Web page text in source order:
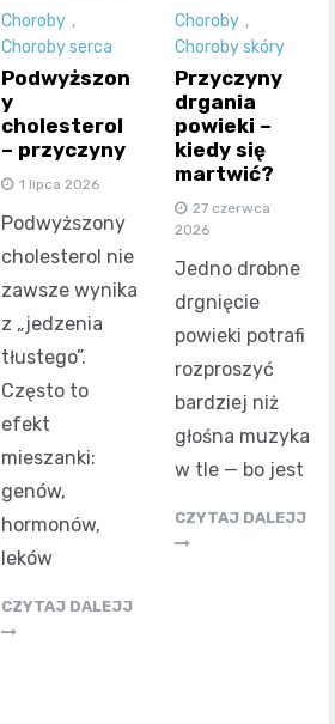
Choroby ,
Choroby serca
Podwyższon
y
cholesterol
– przyczyny
1 lipca 2026
Podwyższony
cholesterol nie
zawsze wynika
z „jedzenia
tłustego”.
Często to
efekt
mieszanki:
genów,
hormonów,
leków
CZYTAJ DALEJJ
Choroby ,
Choroby skóry
Przyczyny
drgania
powieki –
kiedy się
martwić?
27 czerwca
2026
Jedno drobne
drgnięcie
powieki potrafi
rozproszyć
bardziej niż
głośna muzyka
w tle — bo jest
CZYTAJ DALEJJ